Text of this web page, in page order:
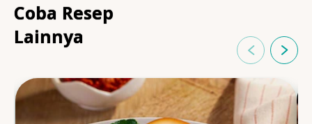
Coba Resep
Lainnya